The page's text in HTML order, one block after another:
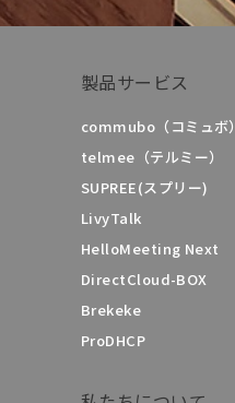
製品サービス
commubo（コミュボ）
telmee（テルミー）
SUPREE(スプリー)
LivyTalk
HelloMeeting Next
DirectCloud-BOX
Brekeke
ProDHCP